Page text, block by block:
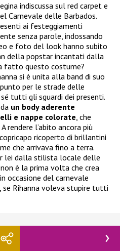
indiscussa sul red carpet e
Carnevale delle Barbados.
ai festeggiamenti
senza parole, indossando
e foto del look hanno subito
della popstar incantati dalla
fatto questo costume?
si è unita alla band di suo
per le strade delle
tutti gli sguardi dei presenti.
un body aderente
e nappe colorate, che
rendere l’abito ancora più
ricoperto di brillantini
che arrivava fino a terra.
lei dalla stilista locale delle
è la prima volta che crea
occasione del carnevale
se Rihanna voleva stupire tutti